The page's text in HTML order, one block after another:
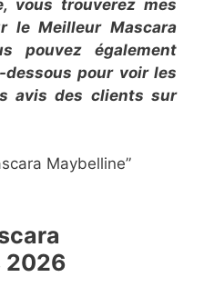
vous trouverez mes
le Meilleur Mascara
pouvez également
pour voir les
avis des clients sur
Maybelline”
2026